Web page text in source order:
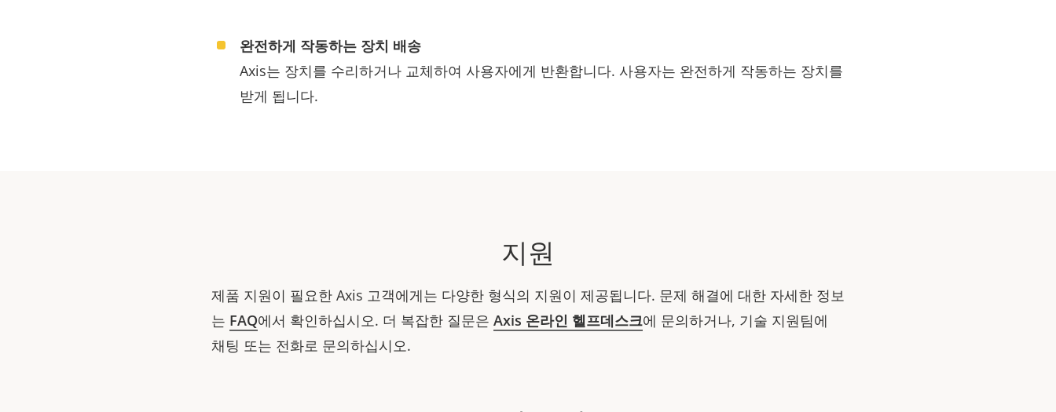
완전하게 작동하는 장치 배송
Axis는 장치를 수리하거나 교체하여 사용자에게 반환합니다. 사용자는 완전하게 작동하는 장치를
받게 됩니다.
지원
제품 지원이 필요한 Axis 고객에게는 다양한 형식의 지원이 제공됩니다. 문제 해결에 대한 자세한 정보
는 FAQ에서 확인하십시오. 더 복잡한 질문은 Axis 온라인 헬프데스크에 문의하거나, 기술 지원팀에
채팅 또는 전화로 문의하십시오.